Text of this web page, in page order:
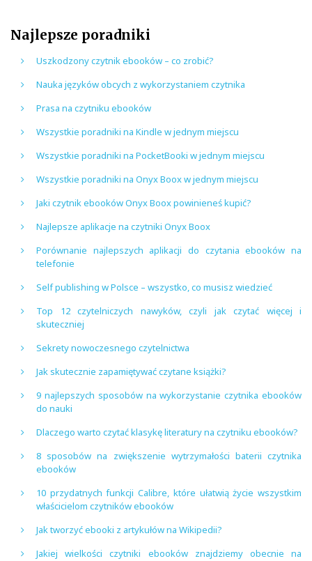
Najlepsze poradniki
Uszkodzony czytnik ebooków – co zrobić?
Nauka języków obcych z wykorzystaniem czytnika
Prasa na czytniku ebooków
Wszystkie poradniki na Kindle w jednym miejscu
Wszystkie poradniki na PocketBooki w jednym miejscu
Wszystkie poradniki na Onyx Boox w jednym miejscu
Jaki czytnik ebooków Onyx Boox powinieneś kupić?
Najlepsze aplikacje na czytniki Onyx Boox
Porównanie najlepszych aplikacji do czytania ebooków na
telefonie
Self publishing w Polsce – wszystko, co musisz wiedzieć
Top 12 czytelniczych nawyków, czyli jak czytać więcej i
skuteczniej
Sekrety nowoczesnego czytelnictwa
Jak skutecznie zapamiętywać czytane książki?
9 najlepszych sposobów na wykorzystanie czytnika ebooków
do nauki
Dlaczego warto czytać klasykę literatury na czytniku ebooków?
8 sposobów na zwiększenie wytrzymałości baterii czytnika
ebooków
10 przydatnych funkcji Calibre, które ułatwią życie wszystkim
właścicielom czytników ebooków
Jak tworzyć ebooki z artykułów na Wikipedii?
Jakiej wielkości czytniki ebooków znajdziemy obecnie na